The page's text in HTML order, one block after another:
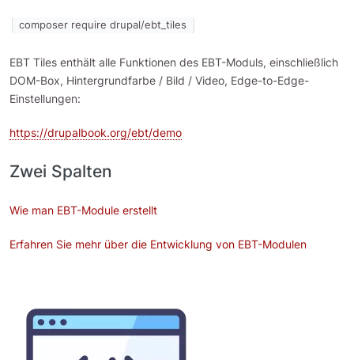
composer require drupal/ebt_tiles
EBT Tiles enthält alle Funktionen des EBT-Moduls, einschließlich
DOM-Box, Hintergrundfarbe / Bild / Video, Edge-to-Edge-
Einstellungen:
https://drupalbook.org/ebt/demo
Zwei Spalten
Wie man EBT-Module erstellt
Erfahren Sie mehr über die Entwicklung von EBT-Modulen